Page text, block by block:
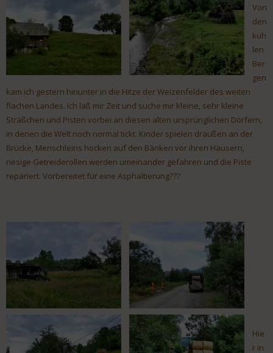
Von
den
küh
len
Ber
gen
kam ich gestern hinunter in die Hitze der Weizenfelder des weiten
flachen Landes. Ich laß mir Zeit und suche mir kleine, sehr kleine
Sträßchen und Pisten vorbei an diesen alten ursprünglichen Dörfern,
in denen die Welt noch normal tickt. Kinder spielen draußen an der
Brücke, Menschleins hocken auf den Bänken vor ihren Häusern,
riesige Getreiderollen werden umeinander gefahren und die Piste
repariert. Vorbereitet für eine Asphaltierung???
Hie
r in